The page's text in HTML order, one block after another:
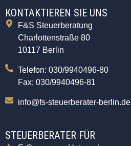
KONTAKTIEREN SIE UNS
F&S Steuerberatung
Charlottenstraße 80
10117 Berlin
Telefon: 030/9940496-80
Fax: 030/9940496-81
info@fs-steuerberater-berlin.de
STEUERBERATER FÜR